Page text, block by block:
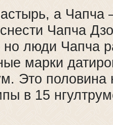
а Чапча
Чапча
но люди Чапча
марки
Это половина
в 15